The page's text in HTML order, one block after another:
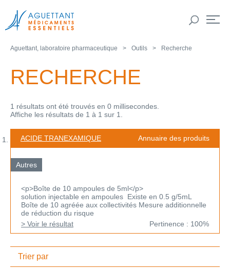
Aguettant, laboratoire pharmaceutique Outils Recherche
RECHERCHE
1 résultats ont été trouvés en 0 millisecondes.
Affiche les résultats de 1 à 1 sur 1.
ACIDE TRANEXAMIQUE Annuaire des produits
Autres
<p>Boîte de 10 ampoules de 5ml</p>
solution injectable en ampoules Existe en 0.5 g/5mL
Boîte de 10 agréée aux collectivités Mesure additionnelle
de réduction du risque
> Voir le résultat
Pertinence : 100%
Trier par